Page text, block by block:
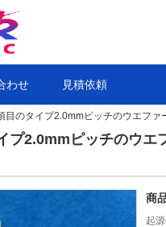
わせ 見積依頼
のタイプ2.0mmピッチのウエフ
2.0mmピッチのウエ
商
起